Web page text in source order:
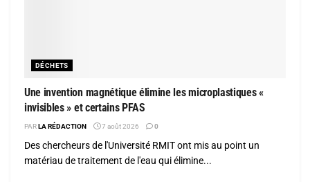
DÉCHETS
Une invention magnétique élimine les microplastiques «
invisibles » et certains PFAS
PAR LA RÉDACTION 7 août 2026 0
Des chercheurs de l'Université RMIT ont mis au point un
matériau de traitement de l'eau qui élimine...